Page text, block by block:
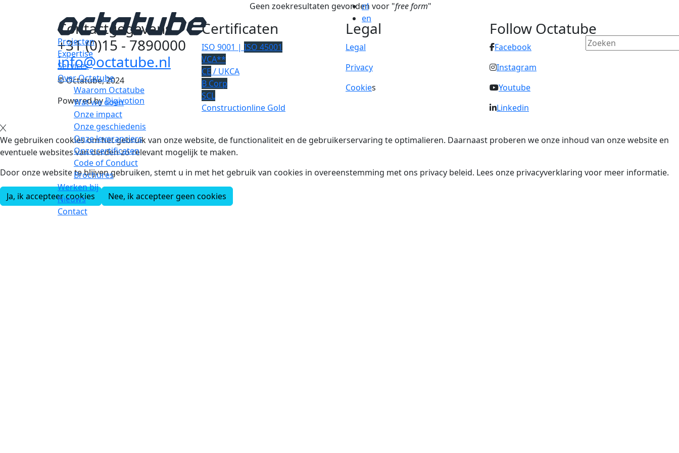
nl
en
Projecten
Expertise
Services
Over Octatube
Waarom Octatube
Wat we doen
Onze impact
Onze geschiedenis
Onze leveranciers
Onze certificaten
Code of Conduct
Brochures
Werken bij
Nieuws
Contact
Geen zoekresultaten gevonden voor "free form"
Contactgegevens
+31 (0)15 - 7890000
info@octatube.nl
© Octatube, 2024
Powered byDigivotion
Certificaten
ISO 9001 | ISO 45001
VCA**
CE / UKCA
B Corp
SCL
Constructionline Gold
Legal
Legal
Privacy
Cookies
Follow Octatube
Facebook
Instagram
Youtube
Linkedin
We gebruiken cookies om het gebruik van onze website, de functionaliteit en de gebruikerservaring te optimalieren. Daarnaast proberen we onze inhoud van onze website en
eventuele websites van derden zo relevant mogelijk te maken.
Door onze website te blijven gebruiken, stemt u in met het gebruik van cookies in overeenstemming met ons privacy beleid. Lees onze privacyverklaring voor meer informatie.
Ja, ik accepteer cookies Nee, ik accepteer geen cookies